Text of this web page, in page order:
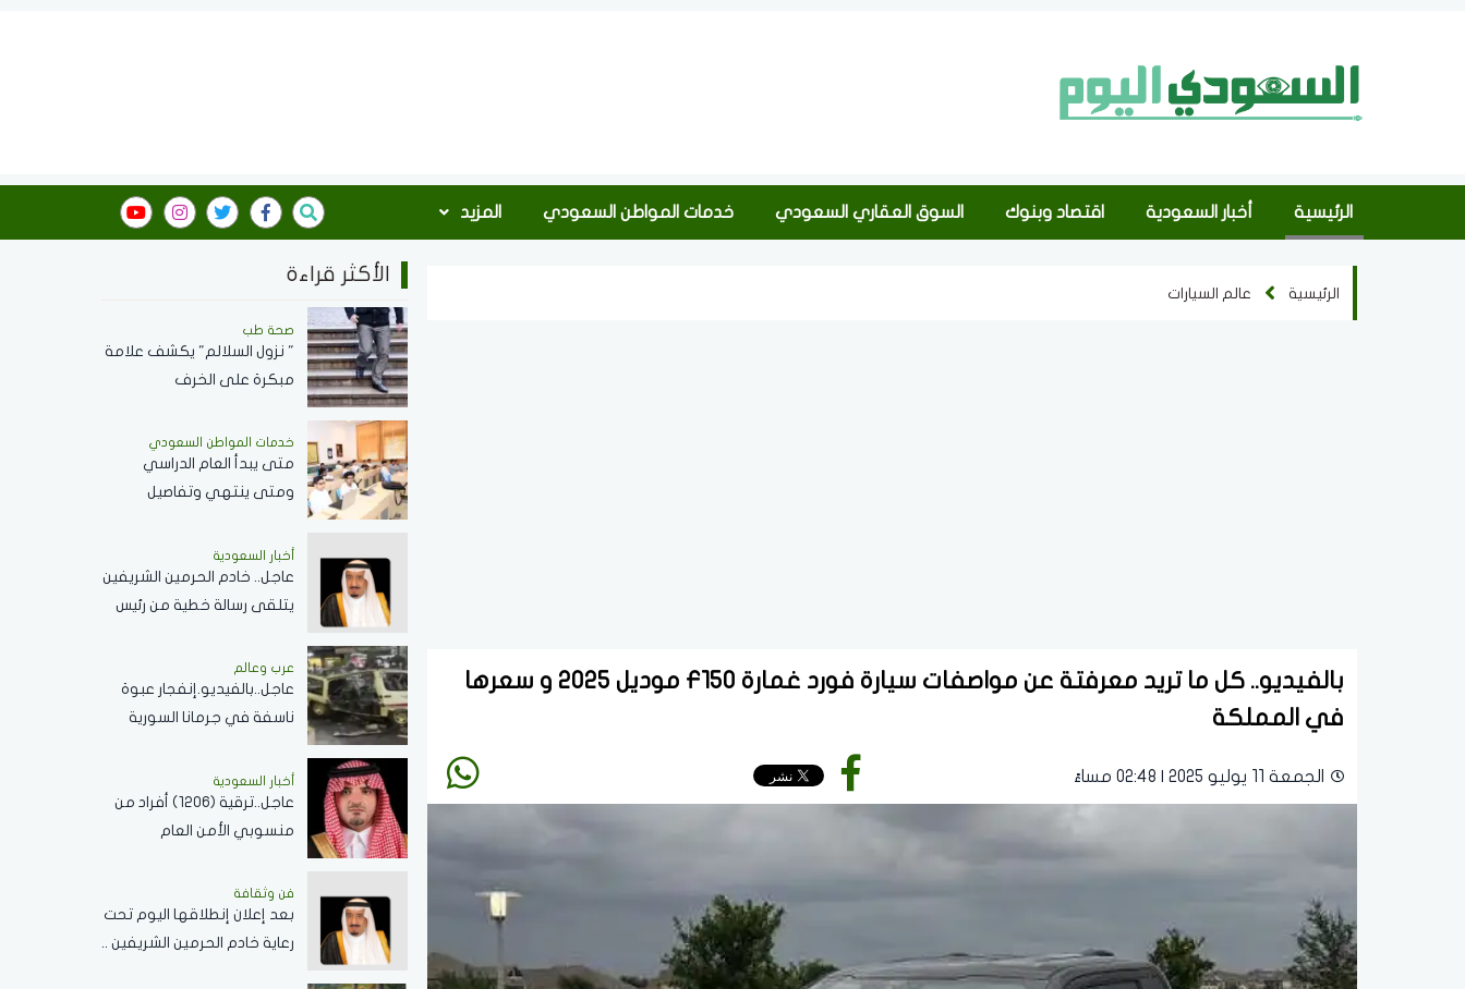
الرئيسية أخبار السعودية اقتصاد وبنوك السوق العقاري السعودي خدمات المواطن السعودي المزيد
الرئيسية عالم السيارات
بالفيديو.. كل ما تريد معرفتة عن مواصفات سيارة فورد غمارة F150 موديل 2025 و سعرها
في المملكة
الجمعة 11 يوليو 2025 | 02:48 مساءً
الأكثر قراءة
صحة طب
" نزول السلالم" يكشف علامة
مبكرة على الخرف
خدمات المواطن السعودي
‏متى يبدأ العام الدراسي
ومتى ينتهي وتفاصيل
أخبار السعودية
عاجل.. خادم الحرمين الشريفين
يتلقى رسالة خطية من رئيس
العلاقات الثنائية
عرب وعالم
عاجل..بالفيديو.إنفجار عبوة
ناسفة في جرمانا السورية
أخبار السعودية
عاجل..ترقية (1206) أفراد من
منسوبي الأمن العام
فن وثقافة
بعد إعلان إنطلاقها اليوم تحت
رعاية خادم الحرمين الشريفين ..